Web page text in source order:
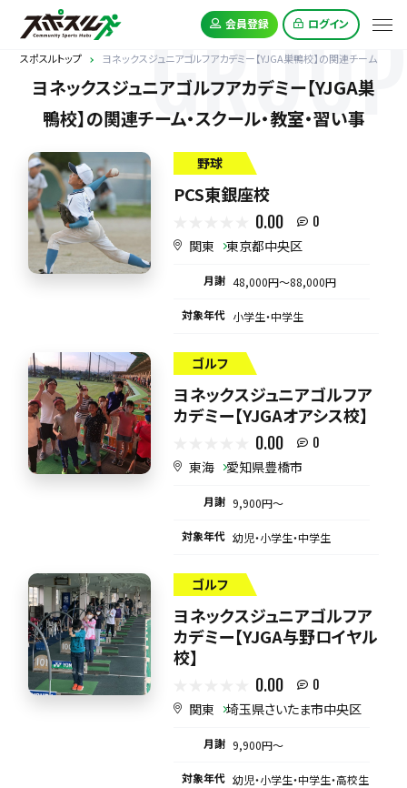
会員登録 ログイン
スポスルトップ ヨネックスジュニアゴルフアカデミー【YJGA巣鴨校】の関連チーム
ヨネックスジュニアゴルフアカデミー【YJGA巣
鴨校】の関連チーム・スクール・教室・習い事
GROUP
野球
PCS東銀座校
0.00 0
関東 東京都中央区
月謝 48,000円〜88,000円
対象年代 小学生・中学生
ゴルフ
ヨネックスジュニアゴルフア
カデミー【YJGAオアシス校】
0.00 0
東海 愛知県豊橋市
月謝 9,900円〜
対象年代 幼児・小学生・中学生
ゴルフ
ヨネックスジュニアゴルフア
カデミー【YJGA与野ロイヤル
校】
0.00 0
関東 埼玉県さいたま市中央区
月謝 9,900円〜
対象年代 幼児・小学生・中学生・高校生